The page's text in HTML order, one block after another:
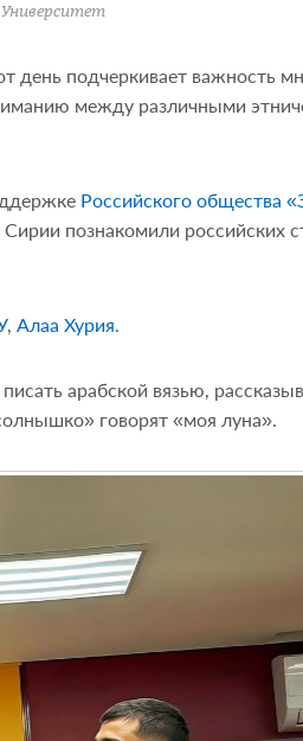
Университет
подчеркивает важность
между различными
Российского общества
познакомили российских
, Алаа Хурия.
арабской вязью,
говорят «моя луна».